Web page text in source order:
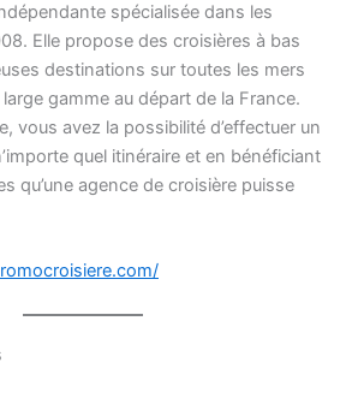
spécialisée dans les
Elle propose des croisières à bas
destinations sur toutes les mers
gamme au départ de la France.
vous avez la possibilité d’effectuer un
quel itinéraire et en bénéficiant
qu’une agence de croisière puisse